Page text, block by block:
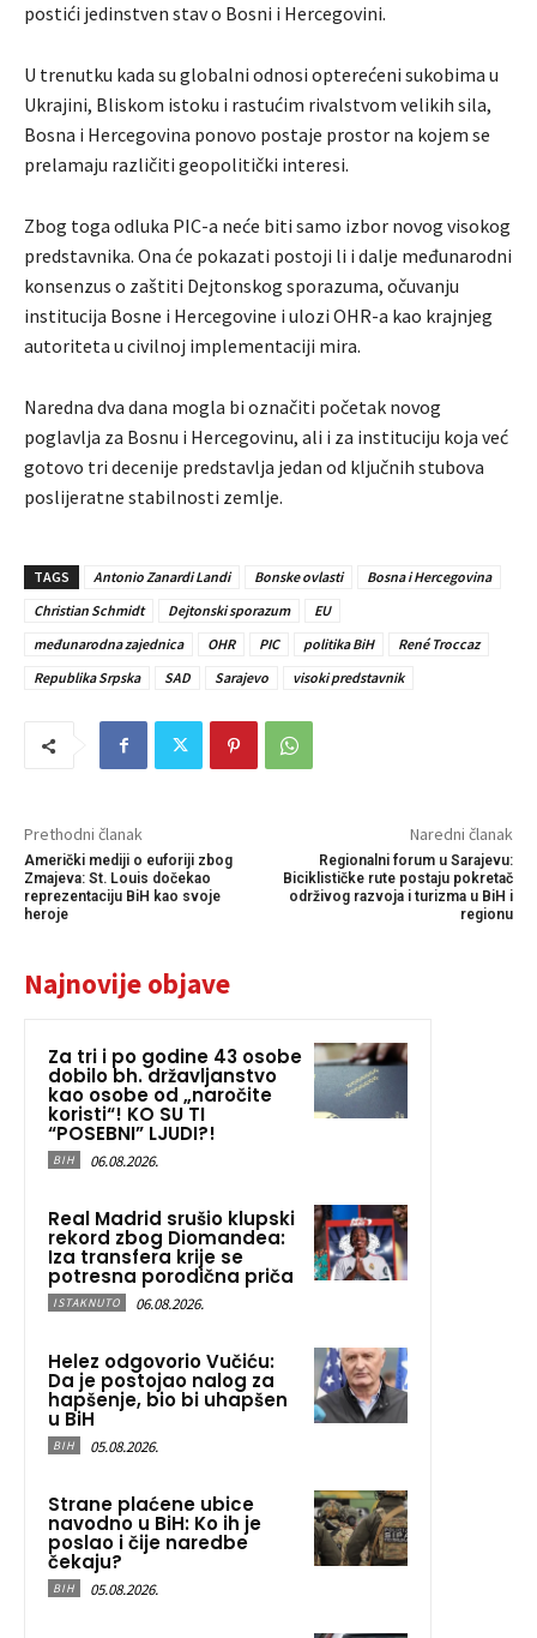
postići jedinstven stav o Bosni i Hercegovini.
U trenutku kada su globalni odnosi opterećeni sukobima u
Ukrajini, Bliskom istoku i rastućim rivalstvom velikih sila,
Bosna i Hercegovina ponovo postaje prostor na kojem se
prelamaju različiti geopolitički interesi.
Zbog toga odluka PIC-a neće biti samo izbor novog visokog
predstavnika. Ona će pokazati postoji li i dalje međunarodni
konsenzus o zaštiti Dejtonskog sporazuma, očuvanju
institucija Bosne i Hercegovine i ulozi OHR-a kao krajnjeg
autoriteta u civilnoj implementaciji mira.
Naredna dva dana mogla bi označiti početak novog
poglavlja za Bosnu i Hercegovinu, ali i za instituciju koja već
gotovo tri decenije predstavlja jedan od ključnih stubova
poslijeratne stabilnosti zemlje.
TAGS Antonio Zanardi Landi Bonske ovlasti
Bosna i Hercegovina
Christian Schmidt
Dejtonski sporazum
EU
međunarodna zajednica
OHR PIC politika BiH
René Troccaz
Republika Srpska
SAD Sarajevo visoki predstavnik
Prethodni članak
Američki mediji o euforiji zbog
Zmajeva: St. Louis dočekao
reprezentaciju BiH kao svoje
heroje
Naredni članak
Regionalni forum u Sarajevu:
Biciklističke rute postaju pokretač
održivog razvoja i turizma u BiH i
regionu
Najnovije objave
Za tri i po godine 43 osobe
dobilo bh. državljanstvo
kao osobe od „naročite
koristi“! KO SU TI
“POSEBNI” LJUDI?!
BIH 06.08.2026.
Real Madrid srušio klupski
rekord zbog Diomandea:
Iza transfera krije se
potresna porodična priča
ISTAKNUTO 06.08.2026.
Helez odgovorio Vučiću:
Da je postojao nalog za
hapšenje, bio bi uhapšen
u BiH
BIH 05.08.2026.
Strane plaćene ubice
navodno u BiH: Ko ih je
poslao i čije naredbe
čekaju?
BIH 05.08.2026.